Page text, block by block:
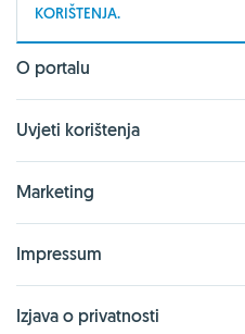
KORIŠTENJA.
O portalu
Uvjeti korištenja
Marketing
Impressum
Izjava o privatnosti